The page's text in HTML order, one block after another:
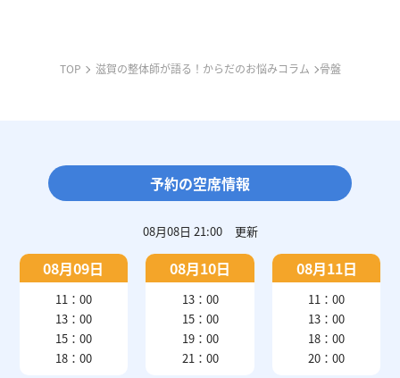
TOP 滋賀の整体師が語る！からだのお悩みコラム 骨盤
予約の空席情報
08月08日 21:00 更新
08月09日
11：00
13：00
15：00
18：00
08月10日
13：00
15：00
19：00
21：00
08月11日
11：00
13：00
18：00
20：00